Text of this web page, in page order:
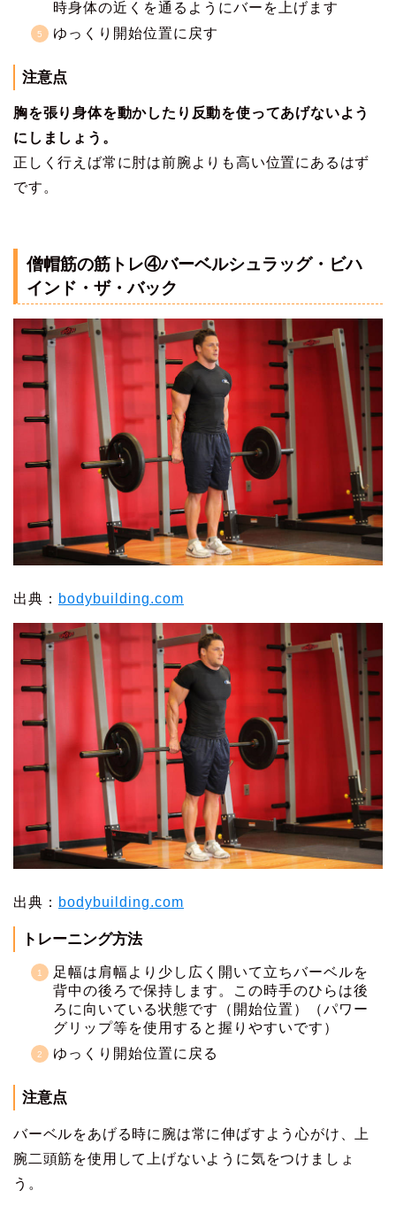
時身体の近くを通るようにバーを上げます
ゆっくり開始位置に戻す
注意点
胸を張り身体を動かしたり反動を使ってあげないよう
にしましょう。
正しく行えば常に肘は前腕よりも高い位置にあるはず
です。
僧帽筋の筋トレ④バーベルシュラッグ・ビハ
インド・ザ・バック
出典： bodybuilding.com
出典： bodybuilding.com
トレーニング方法
足幅は肩幅より少し広く開いて立ちバーベルを
背中の後ろで保持します。この時手のひらは後
ろに向いている状態です（開始位置）（パワー
グリップ等を使用すると握りやすいです）
ゆっくり開始位置に戻る
注意点
バーベルをあげる時に腕は常に伸ばすよう心がけ、上
腕二頭筋を使用して上げないように気をつけましょ
う。